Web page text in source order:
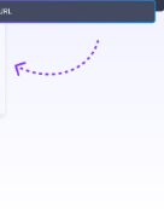
: Open URL